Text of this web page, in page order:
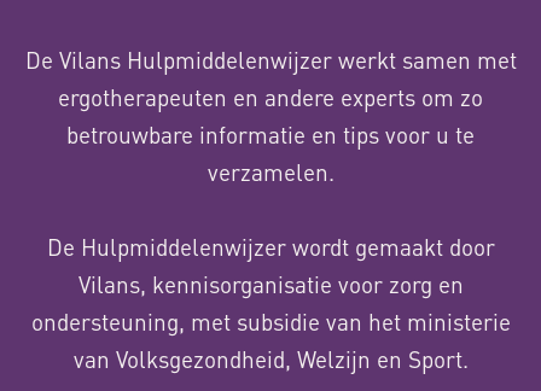
De Vilans Hulpmiddelenwijzer werkt samen met
ergotherapeuten en andere experts om zo
betrouwbare informatie en tips voor u te
verzamelen.
De Hulpmiddelenwijzer wordt gemaakt door
Vilans, kennisorganisatie voor zorg en
ondersteuning, met subsidie van het ministerie
van Volksgezondheid, Welzijn en Sport.